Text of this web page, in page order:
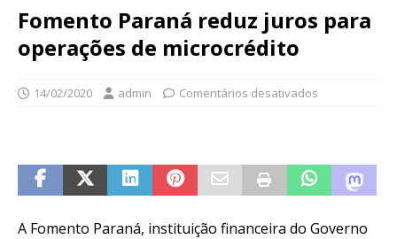
Fomento Paraná reduz juros para
operações de microcrédito
14/02/2020 admin Comentários desativados
A Fomento Paraná, instituição financeira do Governo